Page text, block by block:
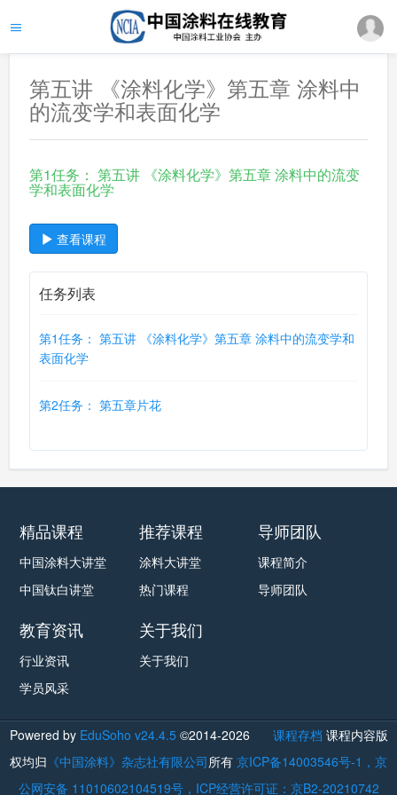
第五讲 《涂料化学》第五章 涂料中
的流变学和表面化学
第1任务： 第五讲 《涂料化学》第五章 涂料中的流变
学和表面化学
查看课程
任务列表
第1任务： 第五讲 《涂料化学》第五章 涂料中的流变学和
表面化学
第2任务： 第五章片花
精品课程
中国涂料大讲堂
中国钛白讲堂
推荐课程
涂料大讲堂
热门课程
导师团队
课程简介
导师团队
教育资讯
行业资讯
学员风采
关于我们
关于我们
Powered by EduSoho v24.4.5 ©2014-2026 课程存档 课程内容版
权均归 《中国涂料》杂志社有限公司所有 京ICP备14003546号-1，京
公网安备 11010602104519号，ICP经营许可证：京B2-20210742